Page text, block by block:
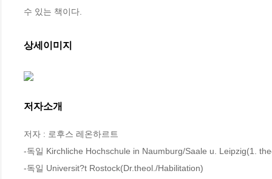
수 있는 책이다.
상세이미지
저자소개
저자 : 로후스 레온하르트
-독일 Kirchliche Hochschule in Naumburg/Saale u. Leipzig(1.
-독일 Universit?t Rostock(Dr.theol./Habilitation)